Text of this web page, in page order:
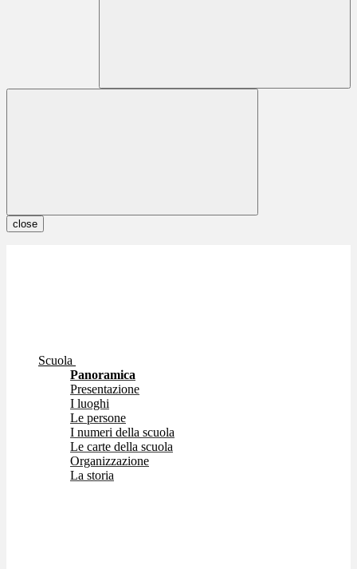
close
Scuola
Panoramica
Presentazione
I luoghi
Le persone
I numeri della scuola
Le carte della scuola
Organizzazione
La storia